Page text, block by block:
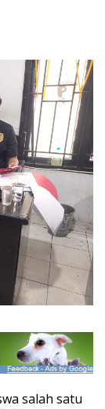
salah satu